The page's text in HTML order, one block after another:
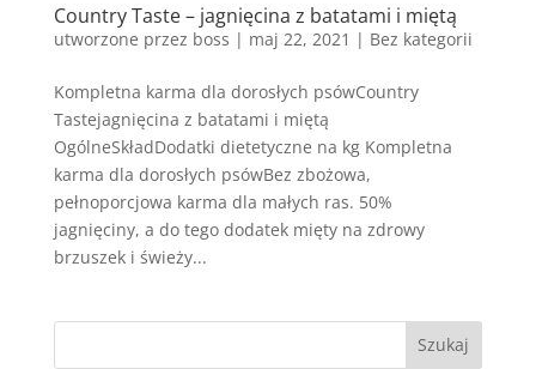
Country Taste – jagnięcina z batatami i miętą
utworzone przez boss | maj 22, 2021 | Bez kategorii
Kompletna karma dla dorosłych psówCountry
Tastejagnięcina z batatami i miętą
OgólneSkładDodatki dietetyczne na kg Kompletna
karma dla dorosłych psówBez zbożowa,
pełnoporcjowa karma dla małych ras. 50%
jagnięciny, a do tego dodatek mięty na zdrowy
brzuszek i świeży...